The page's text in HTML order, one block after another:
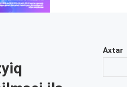
Axtar